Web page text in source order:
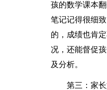
孩的数学课本
笔记记得很细
的，成绩也肯
况，还能督促
及分析。
第三：家